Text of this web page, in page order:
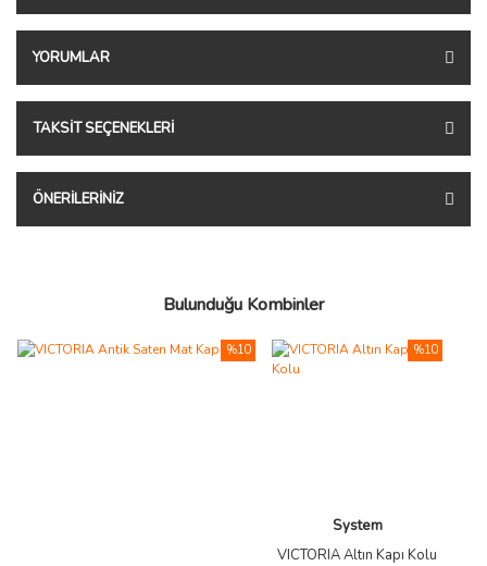
YORUMLAR
TAKSIT SEÇENEKLERI
ÖNERILERINIZ
Bulunduğu Kombinler
%10
System
VICTORIA Altın Kapı Kolu
%10